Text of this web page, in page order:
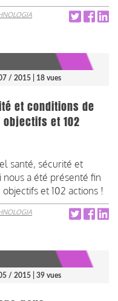
/ 2015 | 18 vues
et conditions de
objectifs et 102
santé, sécurité et
nous a été présenté fin
et 102 actions !
/ 2015 | 39 vues